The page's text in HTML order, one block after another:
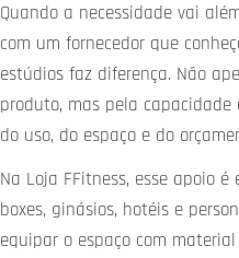
Quando a necessidade vai
com um fornecedor que
estúdios faz diferença. Não
produto, mas pela
do uso, do espaço e do
Na Loja FFitness, esse apoio
boxes, ginásios, hotéis e
equipar o espaço com